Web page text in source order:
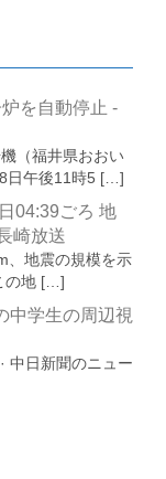
を自動停止 -
（福井県おおい
日午後11時5 […]
04:39ごろ 地
崎放送
、地震の規模を示
の地 […]
中学生の周辺視
中日新聞のニュー